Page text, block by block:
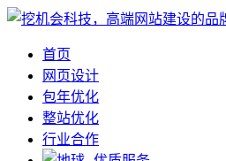
首页
网页设计
包年优化
整站优化
行业合作